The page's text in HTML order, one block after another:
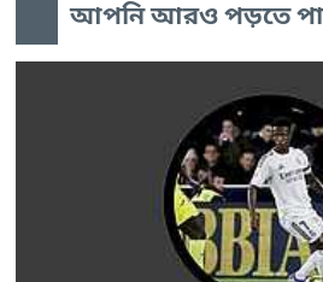
আপনি আরও পড়তে